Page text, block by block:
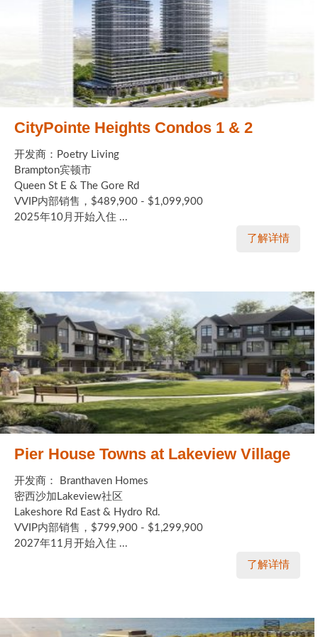
CityPointe Heights Condos 1 & 2
开发商：Poetry Living
Brampton宾顿市
Queen St E & The Gore Rd
VVIP内部销售，$489,900 - $1,099,900
2025年10月开始入住 ...
了解详情
Pier House Towns at Lakeview Village
开发商： Branthaven Homes
密西沙加Lakeview社区
Lakeshore Rd East & Hydro Rd.
VVIP内部销售，$799,900 - $1,299,900
2027年11月开始入住 ...
了解详情